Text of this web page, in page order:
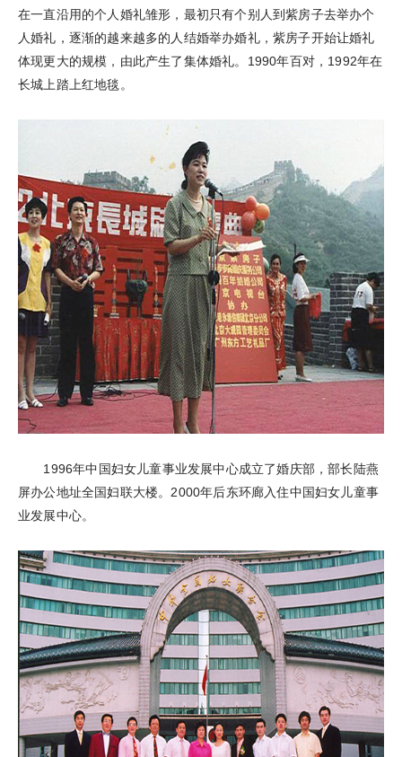
在一直沿用的个人婚礼雏形，最初只有个别人到紫房子去举办个
人婚礼，逐渐的越来越多的人结婚举办婚礼，紫房子开始让婚礼
体现更大的规模，由此产生了集体婚礼。1990年百对，1992年在
长城上踏上红地毯。
1996年中国妇女儿童事业发展中心成立了婚庆部，部长陆燕
屏办公地址全国妇联大楼。2000年后东环廊入住中国妇女儿童事
业发展中心。